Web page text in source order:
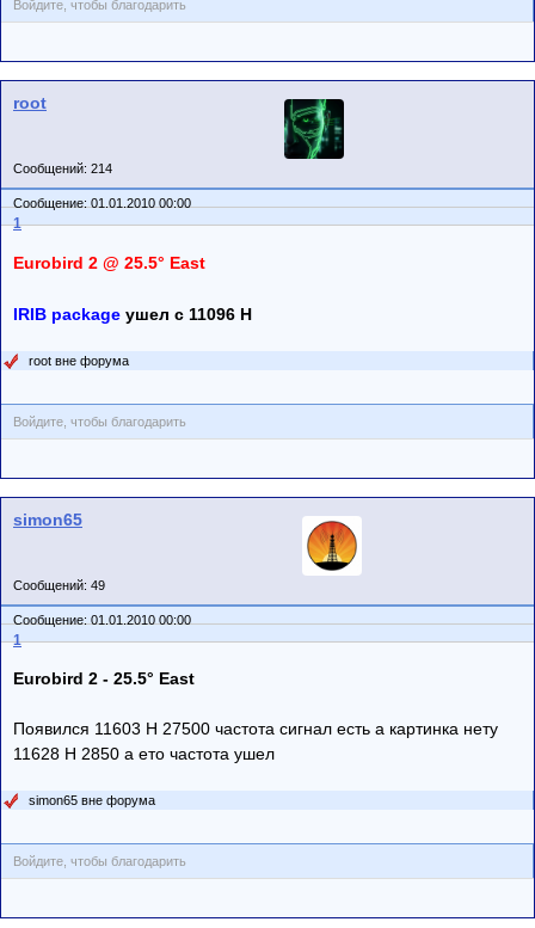
Войдите, чтобы благодарить
root
Сообщений: 214
Сообщение: 01.01.2010 00:00
1
Eurobird 2 @ 25.5° East
IRIB package ушел с 11096 H
root вне форума
Войдите, чтобы благодарить
simon65
Сообщений: 49
Сообщение: 01.01.2010 00:00
1
Eurobird 2 - 25.5° East
Появился 11603 H 27500 частота сигнал есть а картинка нету
11628 H 2850 а ето частота ушел
simon65 вне форума
Войдите, чтобы благодарить